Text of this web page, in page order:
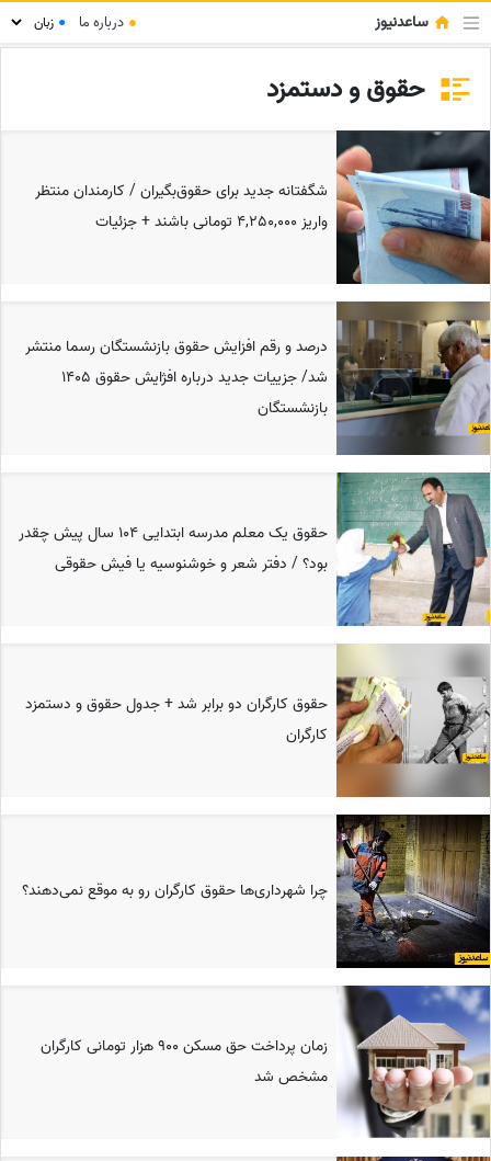
ساعدنیوز ● درباره ما ●
حقوق و دستمزد
شگفتانه جدید برای حقوق‌بگیران / کارمندان منتظر
واریز 4,250,000 تومانی باشند + جزئیات
درصد و رقم افزایش حقوق بازنشستگان رسما منتشر
شد/ جزییات جدید درباره افژایش حقوق 1405
بازنشستگان
حقوق یک معلم مدرسه ابتدایی 104 سال پیش چقدر
بود؟ / دفتر شعر و خوشنوسیه یا فیش حقوقی
حقوق کارگران دو برابر شد + جدول حقوق و دستمزد
کارگران
چرا شهرداری‌ها حقوق کارگران رو به موقع نمی‌دهند؟
زمان پرداخت حق مسکن 900 هزار تومانی کارگران
مشخص شد